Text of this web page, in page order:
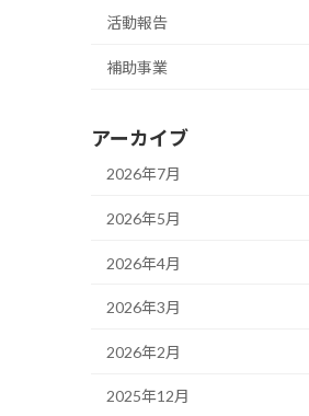
活動報告
補助事業
アーカイブ
2026年7月
2026年5月
2026年4月
2026年3月
2026年2月
2025年12月